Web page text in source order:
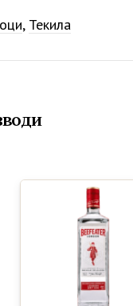
, Текила